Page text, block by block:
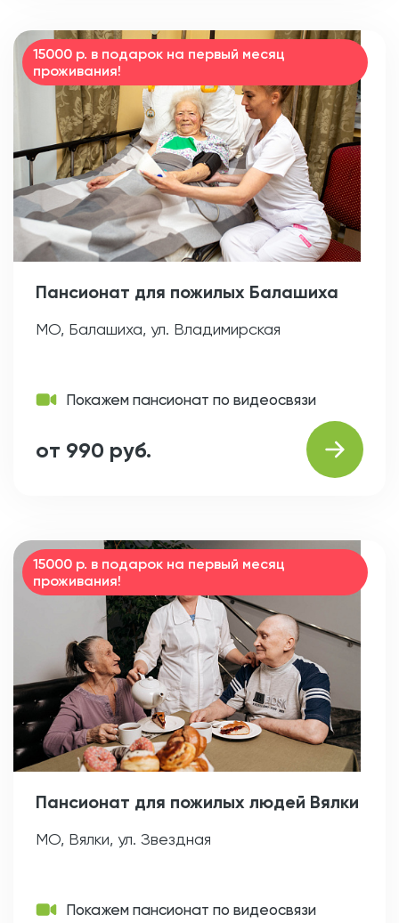
15000 р. в подарок на первый месяц
проживания!
Пансионат для пожилых Балашиха
МО, Балашиха, ул. Владимирская
Покажем пансионат по видеосвязи
от 990 руб.
15000 р. в подарок на первый месяц
проживания!
Пансионат для пожилых людей Вялки
МО, Вялки, ул. Звездная
Покажем пансионат по видеосвязи